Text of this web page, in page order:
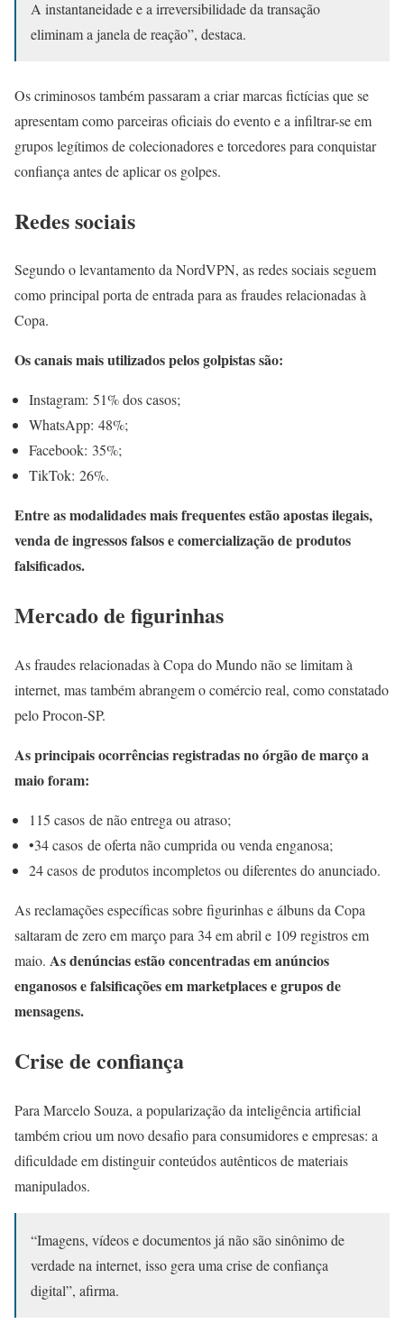
A instantaneidade e a irreversibilidade da transação
eliminam a janela de reação”, destaca.
Os criminosos também passaram a criar marcas fictícias que se
apresentam como parceiras oficiais do evento e a infiltrar-se em
grupos legítimos de colecionadores e torcedores para conquistar
confiança antes de aplicar os golpes.
Redes sociais
Segundo o levantamento da NordVPN, as redes sociais seguem
como principal porta de entrada para as fraudes relacionadas à
Copa.
Os canais mais utilizados pelos golpistas são:
Instagram: 51% dos casos;
WhatsApp: 48%;
Facebook: 35%;
TikTok: 26%.
Entre as modalidades mais frequentes estão apostas ilegais,
venda de ingressos falsos e comercialização de produtos
falsificados.
Mercado de figurinhas
As fraudes relacionadas à Copa do Mundo não se limitam à
internet, mas também abrangem o comércio real, como constatado
pelo Procon-SP.
As principais ocorrências registradas no órgão de março a
maio foram:
115 casos de não entrega ou atraso;
•34 casos de oferta não cumprida ou venda enganosa;
24 casos de produtos incompletos ou diferentes do anunciado.
As reclamações específicas sobre figurinhas e álbuns da Copa
saltaram de zero em março para 34 em abril e 109 registros em
maio. As denúncias estão concentradas em anúncios
enganosos e falsificações em marketplaces e grupos de
mensagens.
Crise de confiança
Para Marcelo Souza, a popularização da inteligência artificial
também criou um novo desafio para consumidores e empresas: a
dificuldade em distinguir conteúdos autênticos de materiais
manipulados.
“Imagens, vídeos e documentos já não são sinônimo de
verdade na internet, isso gera uma crise de confiança
digital”, afirma.